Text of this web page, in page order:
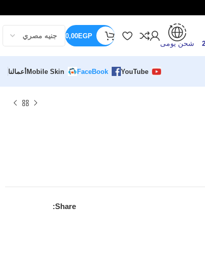
شحن يومى
0,00EGP
YouTube
FaceBook
Mobile Skinأعمالنا
Share: